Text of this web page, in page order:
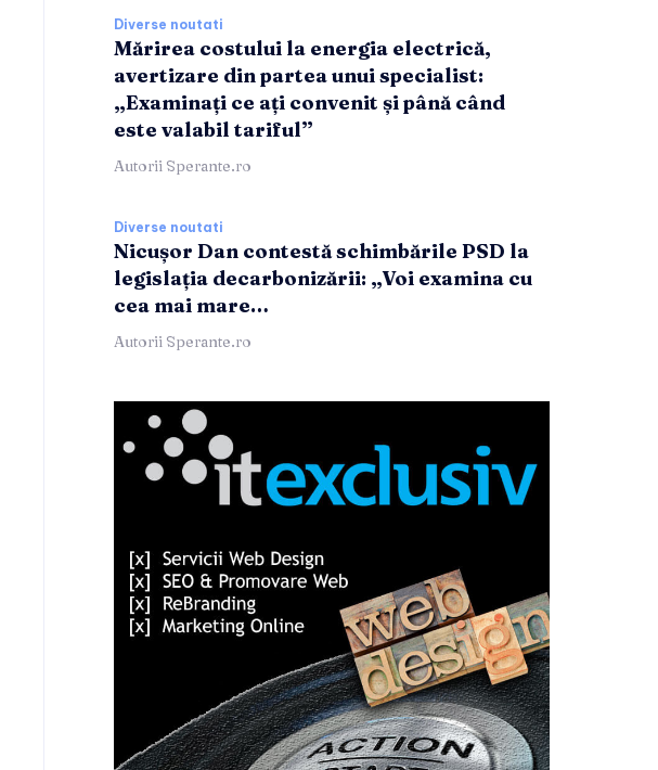
Diverse noutati
Mărirea costului la energia electrică,
avertizare din partea unui specialist:
„Examinați ce ați convenit și până când
este valabil tariful”
Autorii Sperante.ro
Diverse noutati
Nicușor Dan contestă schimbările PSD la
legislația decarbonizării: „Voi examina cu
cea mai mare…
Autorii Sperante.ro